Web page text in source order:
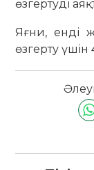
өзгертуді
Яғни, енді
өзгерту үшін